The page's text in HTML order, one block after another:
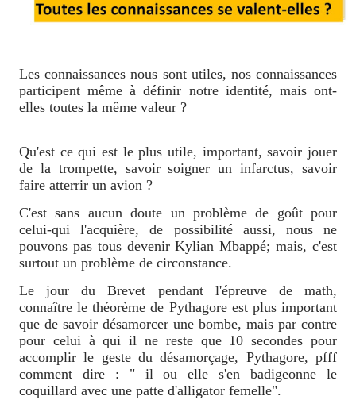
Les connaissances nous sont utiles, nos connaissances
participent même à définir notre identité, mais ont-
elles toutes la même valeur ?
Qu'est ce qui est le plus utile, important, savoir jouer
de la trompette, savoir soigner un infarctus, savoir
faire atterrir un avion ?
C'est sans aucun doute un problème de goût pour
celui-qui l'acquière, de possibilité aussi, nous ne
pouvons pas tous devenir Kylian Mbappé; mais, c'est
surtout un problème de circonstance.
Le jour du Brevet pendant l'épreuve de math,
connaître le théorème de Pythagore est plus important
que de savoir désamorcer une bombe, mais par contre
pour celui à qui il ne reste que 10 secondes pour
accomplir le geste du désamorçage, Pythagore, pfff
comment dire : " il ou elle s'en badigeonne le
coquillard avec une patte d'alligator femelle".